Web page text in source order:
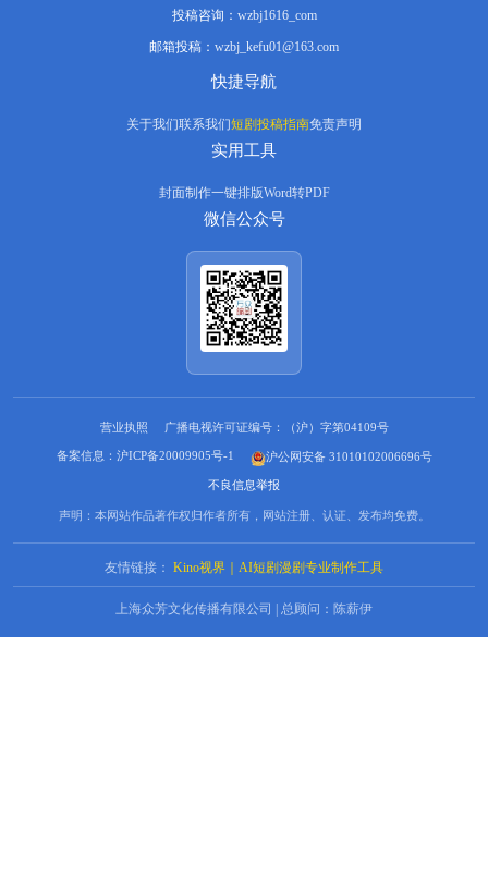
私控制，妻子出轨背叛，学生阴鸷复仇，
中挣扎，展现了人性在极端环境下的扭曲
揭露了学术圈的“学阀”生态（压榨学生、
议、恶意做空）， 将个人恩怨上升到家族
企业生死的宏大层面。
投稿咨询： wzbj1616_com
邮箱投稿： wzbj_kefu01@163.com
快捷导航
关于我们联系我们短剧投稿指南免责声明
实用工具
封面制作一键排版Word转PDF
微信公众号
营业执照 广播电视许可证编号：（沪）字第04109号
备案信息：沪ICP备20009905号-1 沪公网安备 31010102006696号
不良信息举报
声明：本网站作品著作权归作者所有，网站注册、认证、发布均免费。
友情链接： Kino视界｜AI短剧漫剧专业制作工具
上海众芳文化传播有限公司 | 总顾问：陈薪伊